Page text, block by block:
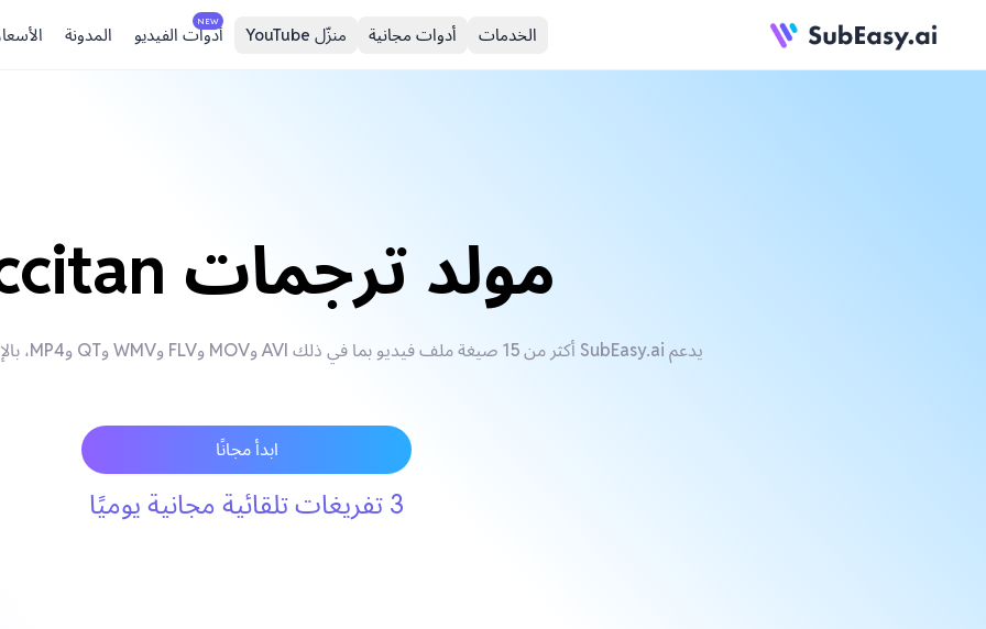
الخدمات أدوات مجانية منزّل YouTube
NEW
أدوات الفيديو المدونة
مولد ترجمات Occitan
يدعم SubEasy.ai أكثر من 15 صيغة ملف فيديو بما في ذلك AVI وMOV وFLV وWMV وQT وMP4، بالإضافة إلى 100 لغة ولهجة ونبرة.
ابدأ مجانًا
3 تفريغات تلقائية مجانية يوميًا